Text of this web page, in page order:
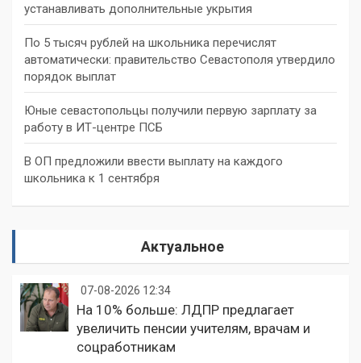
устанавливать дополнительные укрытия
По 5 тысяч рублей на школьника перечислят
автоматически: правительство Севастополя утвердило
порядок выплат
Юные севастопольцы получили первую зарплату за
работу в ИТ-центре ПСБ
В ОП предложили ввести выплату на каждого
школьника к 1 сентября
Актуальное
07-08-2026 12:34
На 10% больше: ЛДПР предлагает
увеличить пенсии учителям, врачам и
соцработникам